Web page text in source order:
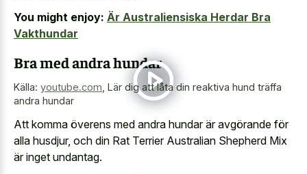
You might enjoy: Är Australiensiska Herdar Bra
Vakthundar
Bra med andra hundar
Källa: youtube.com Lär dig att låta din reaktiva hund träffa
andra hundar
Att komma överens med andra hundar är avgörande för
alla husdjur, och din Rat Terrier Australian Shepherd Mix
är inget undantag.